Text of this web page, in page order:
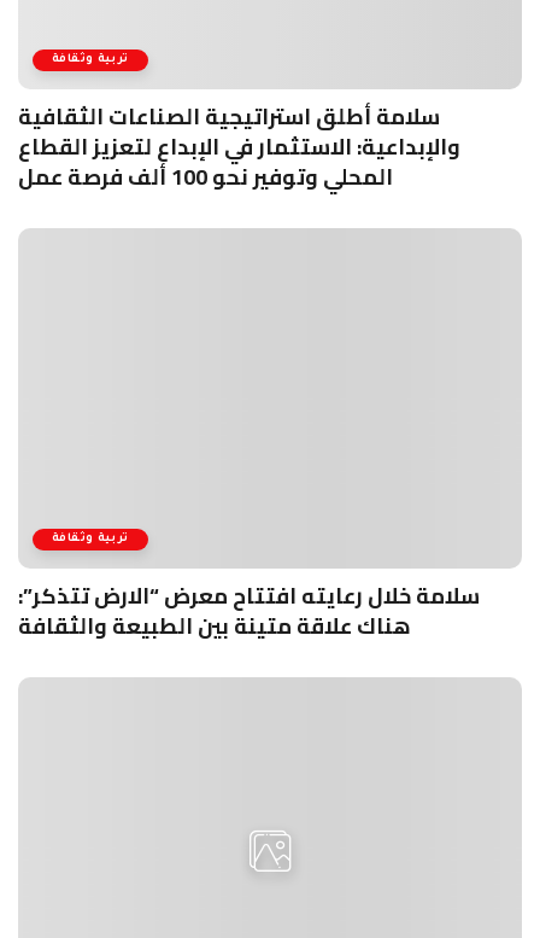
تربية وثقافة
سلامة أطلق استراتيجية الصناعات الثقافية
والإبداعية: الاستثمار في الإبداع لتعزيز القطاع
المحلي وتوفير نحو 100 ألف فرصة عمل
تربية وثقافة
سلامة خلال رعايته افتتاح معرض “الارض تتذكر”:
هناك علاقة متينة بين الطبيعة والثقافة